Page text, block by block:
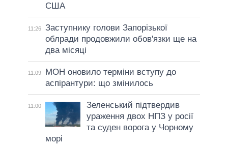
США
11:26
Заступнику голови Запорізької
облради продовжили обов'язки ще на
два місяці
11:09
МОН оновило терміни вступу до
аспірантури: що змінилось
11:00
Зеленський підтвердив
ураження двох НПЗ у росії
та суден ворога у Чорному
морі